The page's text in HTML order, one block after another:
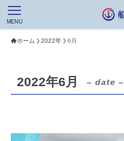
MENU
ホーム 2022年 6月
2022年6月 – date –